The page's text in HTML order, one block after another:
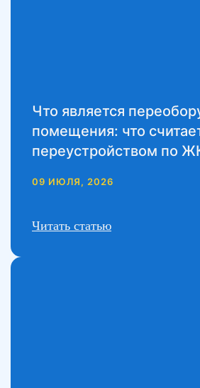
Что является
помещения: что
переустройством по
09 ИЮЛЯ, 2026
Читать статью